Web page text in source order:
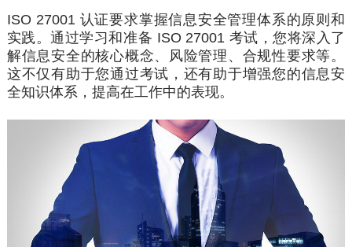
ISO 27001 认证要求掌握信息安全管理体系的原则和
实践。通过学习和准备 ISO 27001 考试，您将深入了
解信息安全的核心概念、风险管理 、合规性要求等。
这不仅有助于您通过考试，还有助于增强您的信息安
全知识体系，提高在工作中的表现。